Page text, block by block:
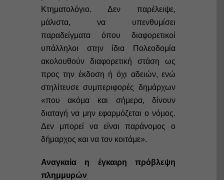
Κτηματολόγιο. Δεν παρέλειψε,
μάλιστα, να υπενθυμίσει
παραδείγματα όπου διαφορετικοί
υπάλληλοι στην ίδια Πολεοδομία
ακολουθούν διαφορετική στάση ως
προς την έκδοση ή όχι αδειών, ενώ
στηλίτευσε συμπεριφορές δημάρχων
«που ακόμα και σήμερα, δίνουν
διαταγή να μην εφαρμόζεται ο νόμος.
Δεν μπορεί να είναι παράνομος ο
δήμαρχος και να τον κοιτάμε».
Αναγκαία η έγκαιρη πρόβλεψη
πλημμυρών